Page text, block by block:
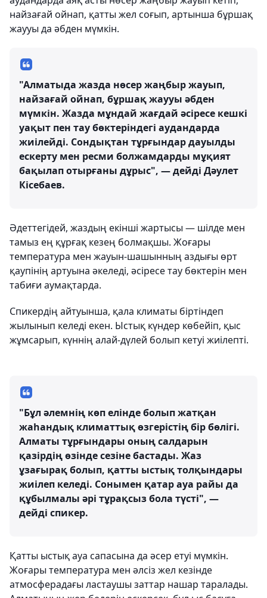
найзағай ойнап, қатты жел соғып, артынша бұршақ
жаууы да әбден мүмкін.
"Алматыда жазда нөсер жаңбыр жауып,
найзағай ойнап, бұршақ жаууы әбден
мүмкін. Жазда мұндай жағдай әсіресе кешкі
уақыт пен тау бөктеріндегі аудандарда
жиілейді. Сондықтан тұрғындар дауылды
ескерту мен ресми болжамдарды мұқият
бақылап отырғаны дұрыс", — дейді Дәулет
Кісебаев.
Әдеттегідей, жаздың екінші жартысы — шілде мен
тамыз ең құрғақ кезең болмақшы. Жоғары
температура мен жауын-шашынның аздығы өрт
қаупінің артуына әкеледі, әсіресе тау бөктерін мен
табиғи аумақтарда.
Спикердің айтуынша, қала климаты біртіндеп
жылынып келеді екен. Ыстық күндер көбейіп, қыс
жұмсарып, күннің алай-дүлей болып кетуі жиілепті.
"Бұл әлемнің көп елінде болып жатқан
жаһандық климаттық өзгерістің бір бөлігі.
Алматы тұрғындары оның салдарын
қазірдің өзінде сезіне бастады. Жаз
ұзағырақ болып, қатты ыстық толқындары
жиілеп келеді. Сонымен қатар ауа райы да
құбылмалы әрі тұрақсыз бола түсті", —
дейді спикер.
Қатты ыстық ауа сапасына да әсер етуі мүмкін.
Жоғары температура мен әлсіз жел кезінде
атмосферадағы ластаушы заттар нашар таралады.